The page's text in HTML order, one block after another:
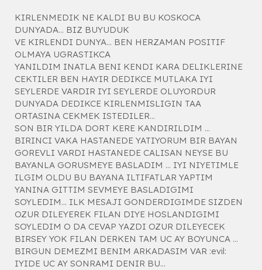
a
a
n
a
r
h
i
KIRLENMEDIK NE KALDI BU BU KOSKOCA
DUNYADA... BIZ BUYUDUK
VE KIRLENDI DUNYA... BEN HERZAMAN POSITIF
OLMAYA UGRASTIKCA
YANILDIM INATLA BENI KENDI KARA DELIKLERINE
CEKTILER BEN HAYIR DEDIKCE MUTLAKA IYI
SEYLERDE VARDIR IYI SEYLERDE OLUYORDUR
DUNYADA DEDIKCE KIRLENMISLIGIN TAA
ORTASINA CEKMEK ISTEDILER...
SON BIR YILDA DORT KERE KANDIRILDIM ...
BIRINCI VAKA HASTANEDE YATIYORUM BIR BAYAN
GOREVLI VARDI HASTANEDE CALISAN NEYSE BU
BAYANLA GORUSMEYE BASLADIM ... IYI NIYETIMLE
ILGIM OLDU BU BAYANA ILTIFATLAR YAPTIM
YANINA GITTIM SEVMEYE BASLADIGIMI
SOYLEDIM... ILK MESAJI GONDERDIGIMDE SIZDEN
OZUR DILEYEREK FILAN DIYE HOSLANDIGIMI
SOYLEDIM O DA CEVAP YAZDI OZUR DILEYECEK
BIRSEY YOK FILAN DERKEN TAM UC AY BOYUNCA ...
BIRGUN DEMEZMI BENIM ARKADASIM VAR :evil:
IYIDE UC AY SONRAMI DENIR BU...